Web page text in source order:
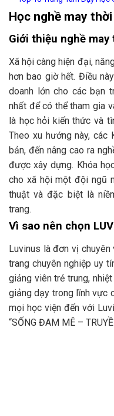
Học nghề may
Giới thiệu nghề
Xã hội càng hiện đại,
hơn bao giờ hết. Điều
doanh lớn cho các bạn
nhất để có thể tham gia
là học hỏi kiến thức và
Theo xu hướng này,
bản, đến nâng cao ra
được xây dựng. Khóa
cho xã hội một đội ngũ
thuật và đặc biệt là
trang.
Vì sao nên chọn
Luvinus là đơn vị
trang chuyên nghiệp uy
giảng viên trẻ trung,
giảng dạy trong lĩnh vực
mọi học viện đến với
“SỐNG ĐAM MÊ –